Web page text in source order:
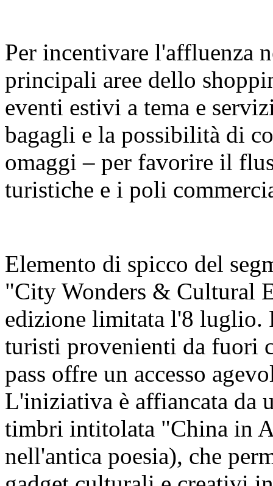
Per incentivare l'affluenza
principali aree dello
eventi estivi a tema e
bagagli e la possibilità di
omaggi – per favorire il
turistiche e i poli
Elemento di spicco del
"City Wonders & Cultural
edizione limitata l'8 luglio.
turisti provenienti da fuori
pass offre un accesso
L'iniziativa è affiancata da
timbri intitolata "China in
nell'antica poesia), che